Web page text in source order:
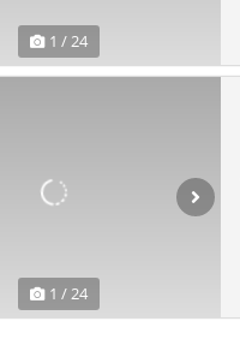
1 / 24
1 / 24